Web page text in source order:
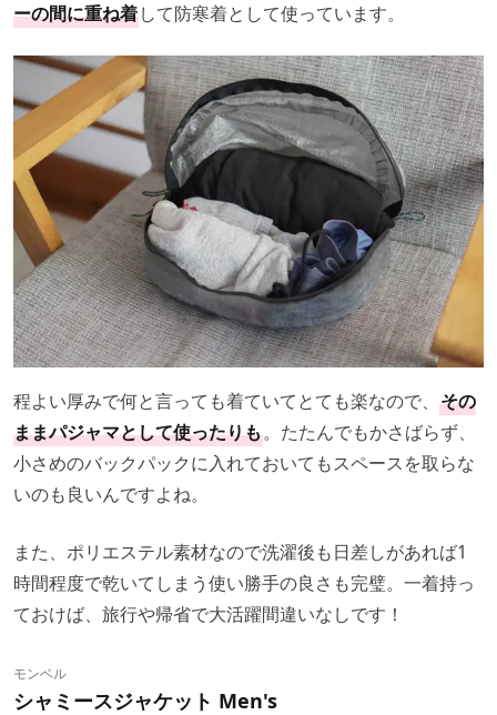
ーの間に重ね着して防寒着として使っています。
程よい厚みで何と言っても着ていてとても楽なので、 その
ままパジャマとして使ったりも。たたんでもかさばらず、
小さめのバックパックに入れておいてもスペースを取らな
いのも良いんですよね。
また、ポリエステル素材なので洗濯後も日差しがあれば1
時間程度で乾いてしまう使い勝手の良さも完璧。一着持っ
ておけば、旅行や帰省で大活躍間違いなしです！
モンベル
シャミースジャケット Men's